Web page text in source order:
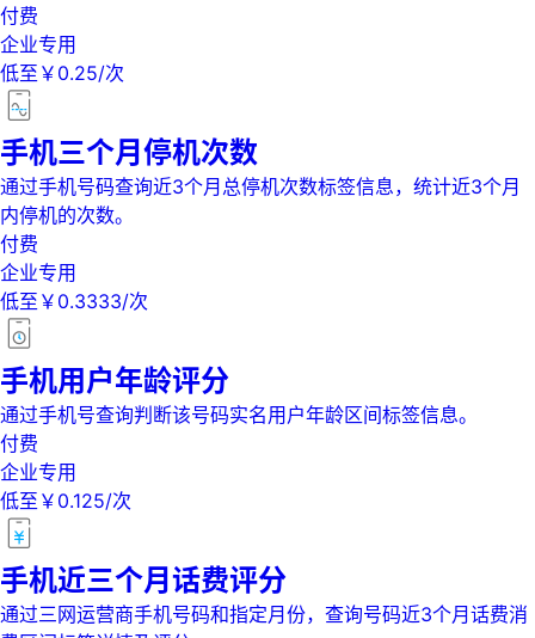
付费
企业专用
低至￥0.25/次
手机三个月停机次数
通过手机号码查询近3个月总停机次数标签信息，统计近3个月
内停机的次数。
付费
企业专用
低至￥0.3333/次
手机用户年龄评分
通过手机号查询判断该号码实名用户年龄区间标签信息。
付费
企业专用
低至￥0.125/次
手机近三个月话费评分
通过三网运营商手机号码和指定月份，查询号码近3个月话费消